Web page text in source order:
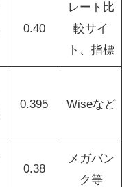
0.40
レート比
較サイ
ト、指標
0.395 Wiseなど
0.38
メガバン
ク等